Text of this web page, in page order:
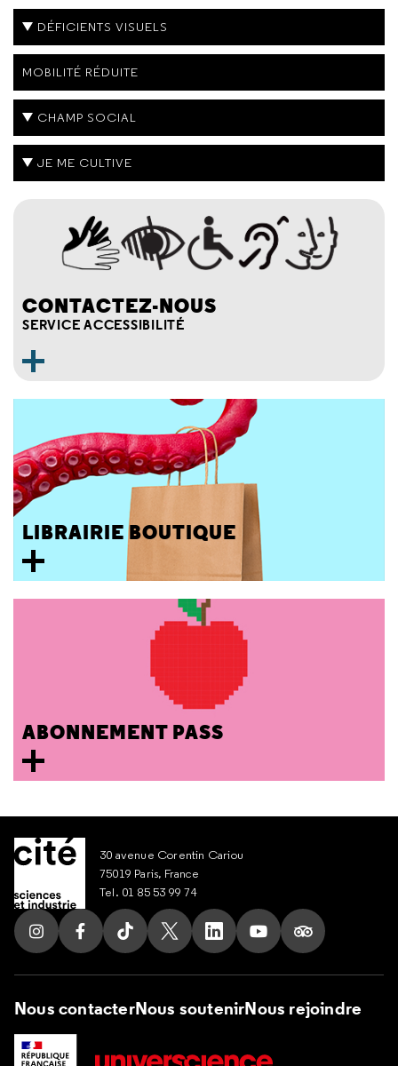
DÉFICIENTS VISUELS
MOBILITÉ RÉDUITE
CHAMP SOCIAL
JE ME CULTIVE
CONTACTEZ-NOUS
SERVICE ACCESSIBILITÉ
LIBRAIRIE BOUTIQUE
ABONNEMENT PASS
30 avenue Corentin Cariou
75019 Paris, France
Tel. 01 85 53 99 74
Suivez nous sur Instagram
Suivez nous sur Facebook
Suivez nous sur Tik Tok
Suivez nous sur X
Suivez nous sur LinkedIn
Suivez nous sur
Suivez nous
Nous contacterNous soutenirNous rejoindre